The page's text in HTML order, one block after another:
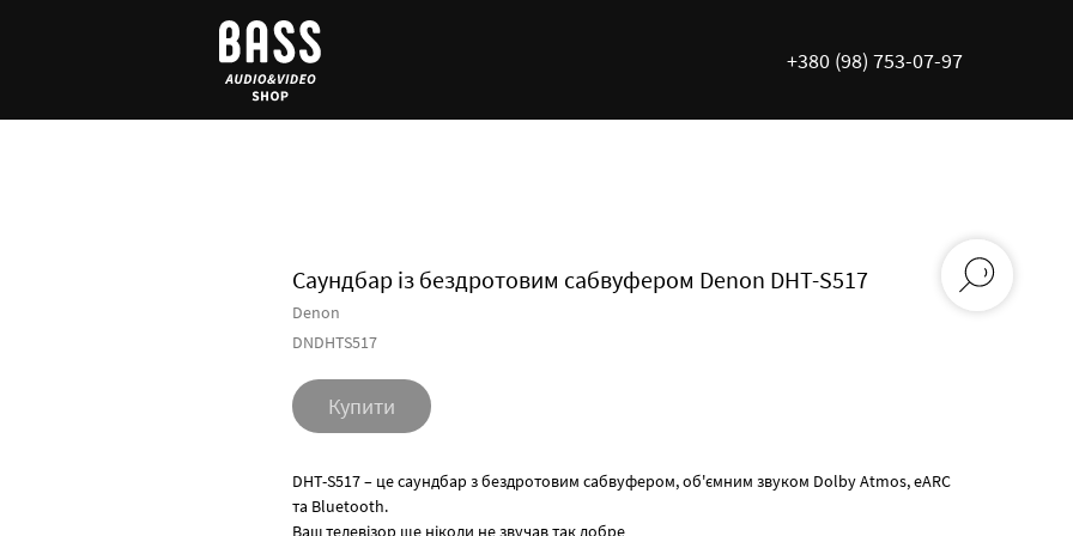
+380 (98) 753-07-97
Саундбар із бездротовим сабвуфером Denon DHT-S517
Denon
DNDHTS517
Купити
DHT-S517 – це саундбар з бездротовим сабвуфером, об'ємним звуком Dolby Atmos, eARC
та Bluetooth.
Ваш телевізор ще ніколи не звучав так добре